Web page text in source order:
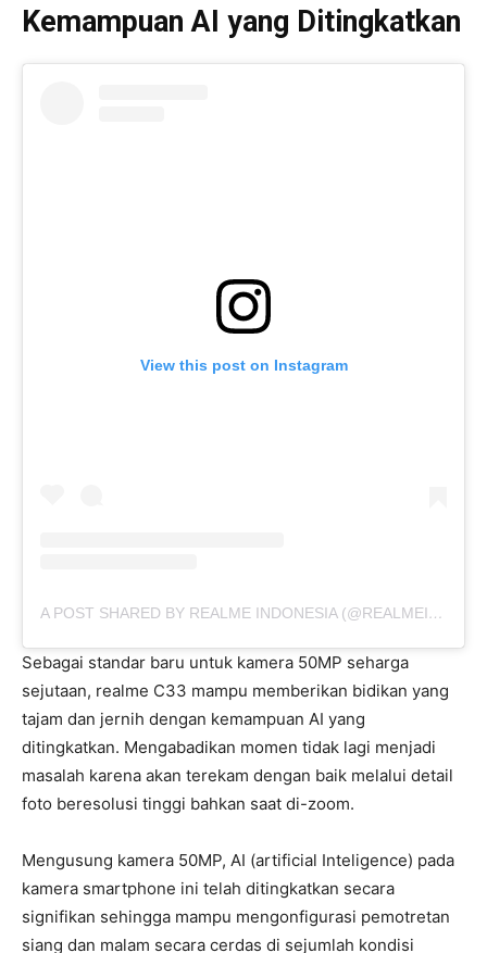
Kemampuan AI yang Ditingkatkan
View this post on Instagram
A POST SHARED BY REALME INDONESIA (@REALMEINDONESIA)
Sebagai standar baru untuk kamera 50MP seharga
sejutaan, realme C33 mampu memberikan bidikan yang
tajam dan jernih dengan kemampuan AI yang
ditingkatkan. Mengabadikan momen tidak lagi menjadi
masalah karena akan terekam dengan baik melalui detail
foto beresolusi tinggi bahkan saat di-zoom.
Mengusung kamera 50MP, AI (artificial Inteligence) pada
kamera smartphone ini telah ditingkatkan secara
signifikan sehingga mampu mengonfigurasi pemotretan
siang dan malam secara cerdas di sejumlah kondisi